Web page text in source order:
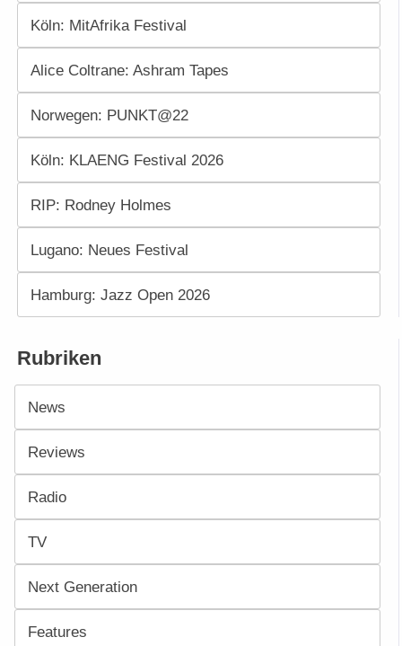
Köln: MitAfrika Festival
Alice Coltrane: Ashram Tapes
Norwegen: PUNKT@22
Köln: KLAENG Festival 2026
RIP: Rodney Holmes
Lugano: Neues Festival
Hamburg: Jazz Open 2026
Rubriken
News
Reviews
Radio
TV
Next Generation
Features